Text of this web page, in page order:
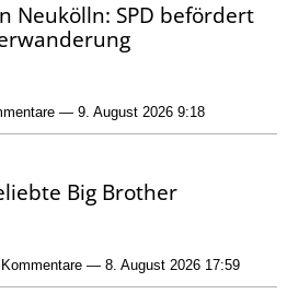
Neukölln: SPD befördert
— 9. August 2026 9:18
Big Brother
Kommentare — 8. August 2026 17:59